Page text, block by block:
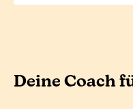
Deine Coach